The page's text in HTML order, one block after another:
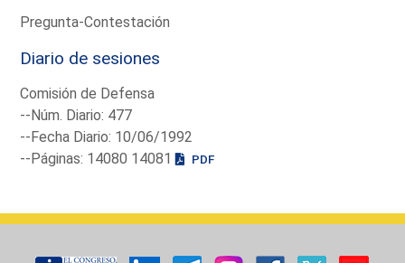
Pregunta-Contestación
Diario de sesiones
Comisión de Defensa
--Núm. Diario: 477
--Fecha Diario: 10/06/1992
--Páginas: 14080 14081
PDF